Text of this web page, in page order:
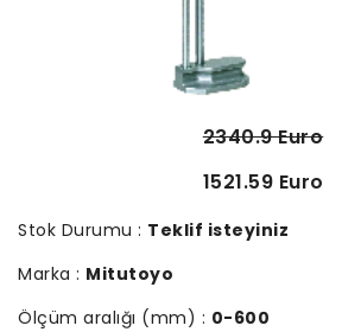
2340.9 Euro
1521.59 Euro
Stok Durumu : Teklif isteyiniz
Marka : Mitutoyo
Ölçüm aralığı (mm) : 0-600